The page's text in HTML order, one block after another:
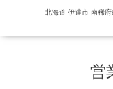
北海道 伊達市 南稀
営